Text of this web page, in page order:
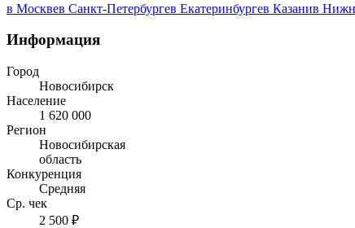
в Москвев Санкт-Петербургев Екатеринбургев Казанив
Информация
Город
Новосибирск
Население
1 620 000
Регион
Новосибирская
область
Конкуренция
Средняя
Ср. чек
2 500 ₽